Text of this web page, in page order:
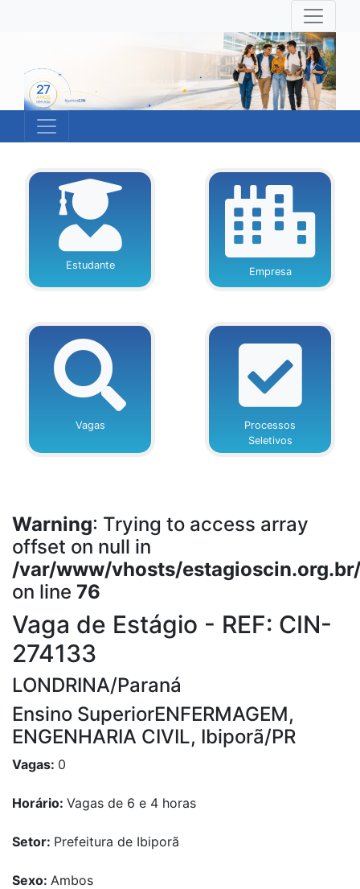
Estudante
Empresa
Vagas
Processos
Seletivos
Warning: Trying to access array
offset on null in
/var/www/vhosts/
on line 76
Vaga de Estágio - REF: CIN-
274133
LONDRINA/Paraná
Ensino SuperiorENFERMAGEM,
ENGENHARIA CIVIL, Ibiporã/PR
Vagas: 0
Horário: Vagas de 6 e 4 horas
Setor: Prefeitura de Ibiporã
Sexo: Ambos